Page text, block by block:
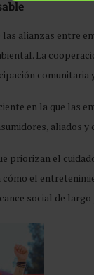
las alianzas entre
La
en la que las
aliados y
priorizan el
el
social de